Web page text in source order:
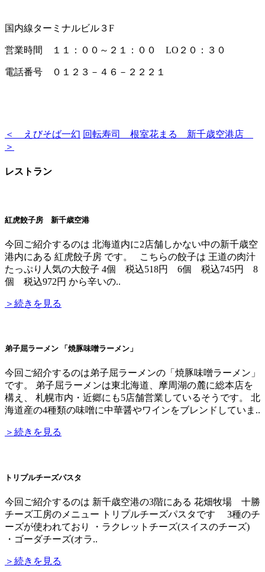
国内線ターミナルビル３F
営業時間 １１：００～２１：００ LO２０：３０
電話番号 ０１２３－４６－２２２１
＜ えびそば一幻 回転寿司 根室花まる 新千歳空港店
＞
レストラン
紅虎餃子房 新千歳空港
今回ご紹介するのは 北海道内に2店舗しかない中の新千歳空
港内にある 紅虎餃子房 です。 こちらの餃子は 王道の肉汁
たっぷり人気の大餃子 4個 税込518円 6個 税込745円 8
個 税込972円 から辛いの..
＞続きを見る
弟子屈ラーメン 「焼豚味噌ラーメン」
今回ご紹介するのは弟子屈ラーメンの「焼豚味噌ラーメン」
です。 弟子屈ラーメンは東北海道、摩周湖の麓に総本店を
構え、 札幌市内・近郷にも5店舗営業しているそうです。 北
海道産の4種類の味噌に中華醤やワインをブレンドしていま..
＞続きを見る
トリプルチーズパスタ
今回ご紹介するのは 新千歳空港の3階にある 花畑牧場 十勝
チーズ工房のメニュー トリプルチーズパスタです 3種のチ
ーズが使われており ・ラクレットチーズ(スイスのチーズ)
・ゴーダチーズ(オラ..
＞続きを見る